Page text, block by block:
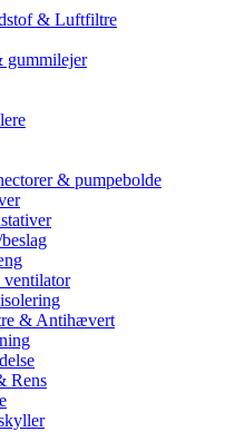
& Luftfiltre
gummilejer
& pumpebolde
& Antihævert
Rens